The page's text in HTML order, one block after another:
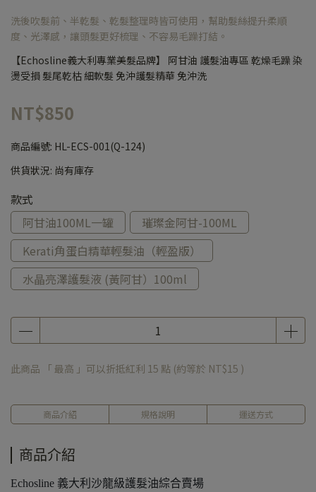
洗後吹髮前、半乾髮、乾髮整理時皆可使用，幫助髮絲提升柔順
度、光澤感，讓頭髮更好梳理、不容易毛躁打結。
【Echosline義大利專業美髮品牌】 阿甘油 護髮油專區 乾燥毛躁 染
燙受損 髮尾乾枯 細軟髮 免沖護髮精華 免沖洗
NT$850
商品編號: HL-ECS-001(Q-124)
供貨狀況: 尚有庫存
款式
阿甘油100ML一罐
璀璨金阿甘-100ML
Kerati角蛋白精華輕髮油（輕盈版）
水晶亮澤護髮液 (黃阿甘）100ml
此商品 「 最高 」可以折抵紅利 15 點 (約等於 NT$15 )
商品介紹 規格說明 運送方式
商品介紹
Echosline 義大利沙龍級護髮油綜合賣場